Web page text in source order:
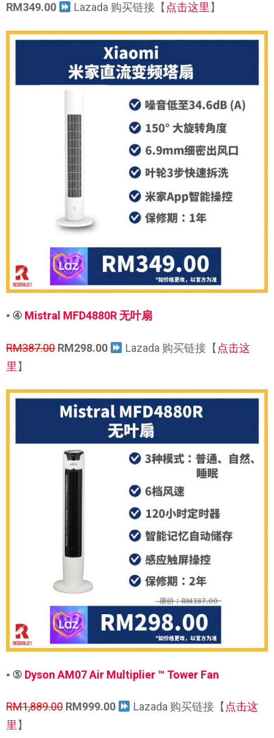
RM349.00 Lazada 购买链接【 点击这里 】
▪ ④ Mistral MFD4880R 无叶扇
RM387.00 RM298.00 Lazada 购买链接【点击这
里】
▪ ⑤ Dyson AM07 Air Multiplier ™ Tower Fan
RM1,889.00 RM999.00 Lazada 购买链接【 点击这
里 】